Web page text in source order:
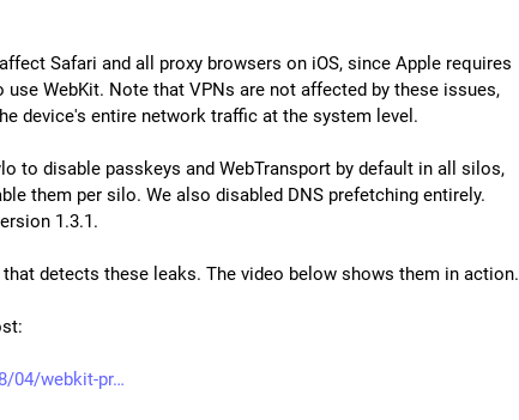
Safari and all proxy browsers on iOS, since Apple requires
use WebKit. Note that VPNs are not affected by these issues,
device's entire network traffic at the system level.
to disable passkeys and WebTransport by default in all silos,
them per silo. We also disabled DNS prefetching entirely.
1.3.1.
detects these leaks. The video below shows them in action.
04/webkit-pr